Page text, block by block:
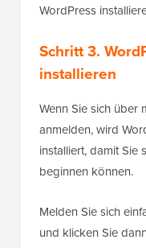
WordPress
Schritt 3.
installieren
Wenn Sie sich über
anmelden, wird
installiert, damit
beginnen können.
Melden Sie sich
und klicken Sie